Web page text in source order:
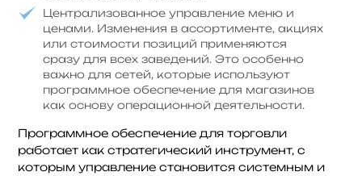
Централизованное управление меню и
ценами. Изменения в ассортименте, акциях
или стоимости позиций применяются
сразу для всех заведений. Это особенно
важно для сетей, которые используют
программное обеспечение для магазинов
как основу операционной деятельности.
Программное обеспечение для торговли
работает как стратегический инструмент, с
которым управление становится системным и